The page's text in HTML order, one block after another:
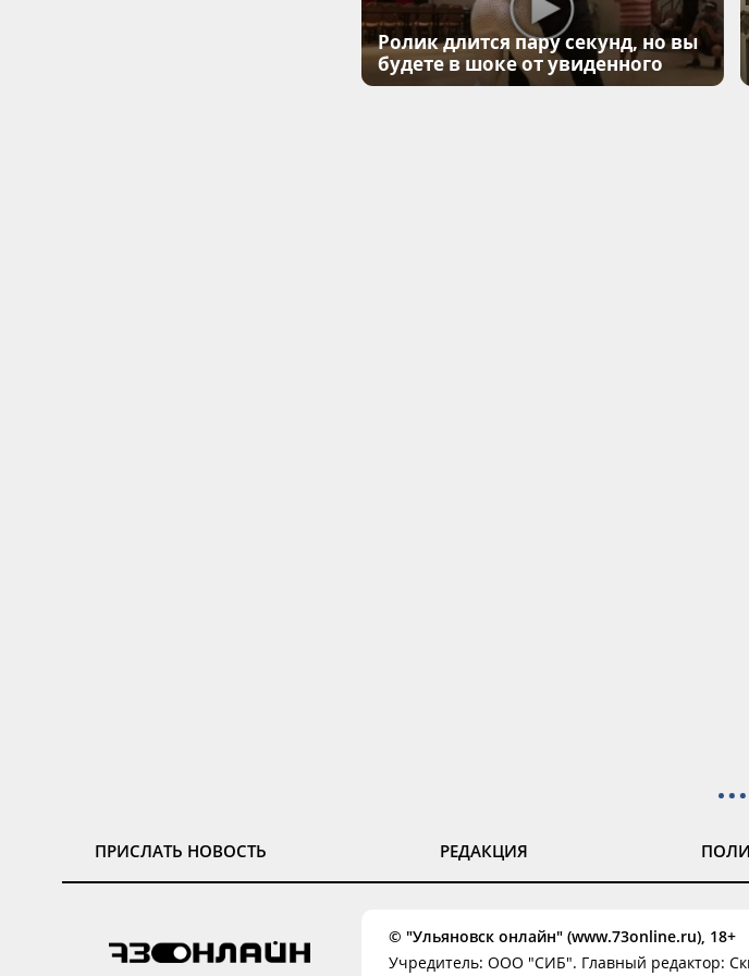
Ролик длится пару секунд, но вы
будете в шоке от увиденного
ПРИСЛАТЬ НОВОСТЬ РЕДАКЦИЯ
© "Ульяновск онлайн" (www.73online.ru), 18+
Учредитель: ООО "СИБ". Главный редактор: